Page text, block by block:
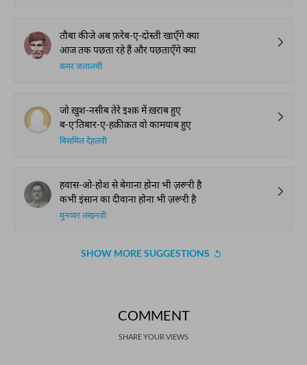
तौबा कीजे अब फ़रेब-ए-दोस्ती खाएँगे क्या
आज तक पछता रहे हैं और पछताएँगे क्या
क़मर जलालवी
जो ख़ुश-नसीब तेरे इश्क़ में ख़राब हुए
ब-ए'तिबार-ए-हक़ीक़त वो कामयाब हुए
बिसमिल देहलवी
हवास-ओ-होश से बेगाना होना भी ज़रूरी है
कभी इंसान का दीवाना होना भी ज़रूरी है
मुनव्वर लखनवी
SHOW MORE SUGGESTIONS
COMMENT
SHARE YOUR VIEWS